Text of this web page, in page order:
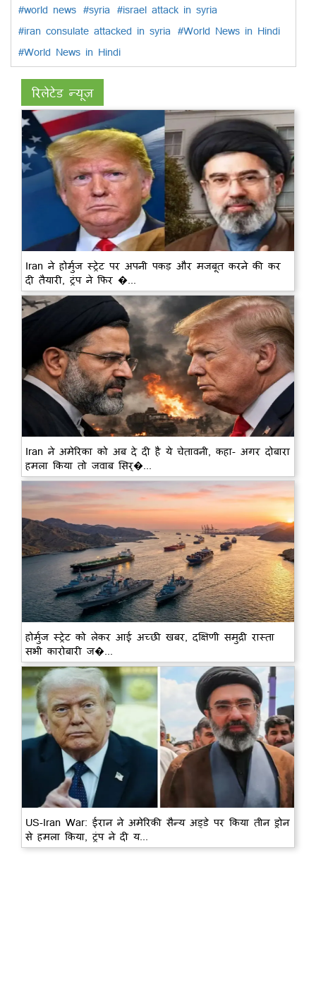
#world news #syria #israel attack in syria
#iran consulate attacked in syria #World News in Hindi
#World News in Hindi
रिलेटेड न्यूज़
Iran ने होर्मुज स्ट्रेट पर अपनी पकड़ और मजबूत करने की कर
दी तैयारी, ट्रंप ने फिर �...
Iran ने अमेरिका को अब दे दी है ये चेतावनी, कहा- अगर दोबारा
हमला किया तो जवाब सिर्�...
होर्मुज स्ट्रेट को लेकर आई अच्छी खबर, दक्षिणी समुद्री रास्ता
सभी कारोबारी ज�...
US-Iran War: ईरान ने अमेरिकी सैन्य अड्डे पर किया तीन ड्रोन
से हमला किया, ट्रंप ने दी य...